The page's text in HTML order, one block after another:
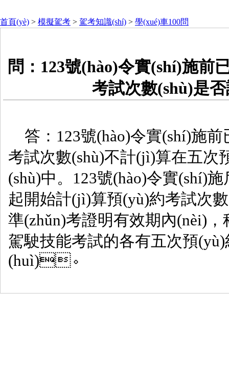
首頁(yè) > 模擬駕考 > 駕考知識(shí) > 學(xué)車100問
問：123號(hào)令實(shí)施前
考試次數(shù)是
答：123號(hào)令實(shí)施前
考試次數(shù)不計(jì)算在五次
(shù)中。123號(hào)令實(shí)
起開始計(jì)算預(yù)約考試次數
準(zhǔn)考證明有效期內(nèi)
駕駛技能考試的各有五次預
(huì)。